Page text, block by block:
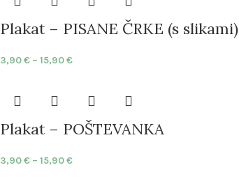
Plakat – PISANE ČRKE (s slikami)
3,90€ – 15,90€
Plakat – POŠTEVANKA
3,90€ – 15,90€